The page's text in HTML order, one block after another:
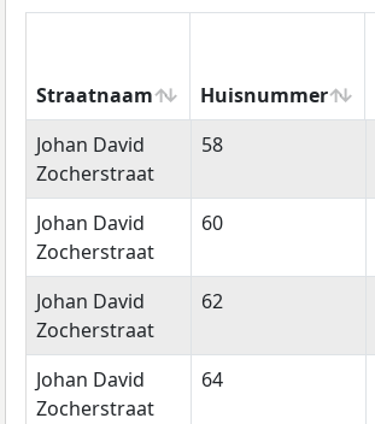
Straatnaam Huisnummer
Straatnaam
Huisnummer
Johan David
Zocherstraat
58
Johan David
Zocherstraat
60
Johan David
Zocherstraat
62
Johan David
Zocherstraat
64